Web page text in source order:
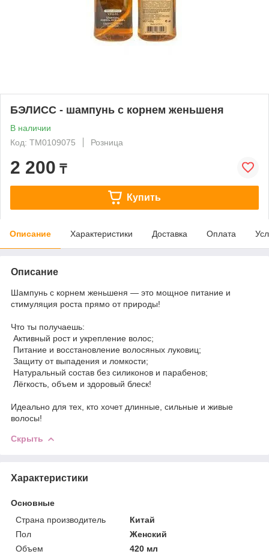
БЭЛИСС - шампунь с корнем женьшеня
В наличии
Код: ТМ0109075
Розница
2 200 ₸
Купить
Описание Характеристики Доставка Оплата
Описание
Шампунь с корнем женьшеня — это мощное питание и
стимуляция роста прямо от природы!
Что ты получаешь:
Активный рост и укрепление волос;
Питание и восстановление волосяных луковиц;
Защиту от выпадения и ломкости;
Натуральный состав без силиконов и парабенов;
Лёгкость, объем и здоровый блеск!
Идеально для тех, кто хочет длинные, сильные и живые
волосы!
Скрыть
Характеристики
Основные
Страна производитель
Китай
Пол
Женский
Объем
420 мл